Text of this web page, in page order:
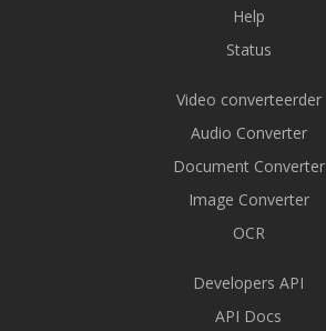
Help
Status
Video converteerder
Audio Converter
Document Converter
Image Converter
OCR
Developers API
API Docs